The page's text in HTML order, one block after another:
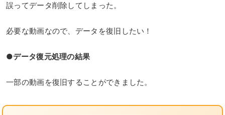
誤ってデータ削除してしまった。
必要な動画なので、データを復旧したい！
●データ復元処理の結果
一部の動画を復旧することができました。